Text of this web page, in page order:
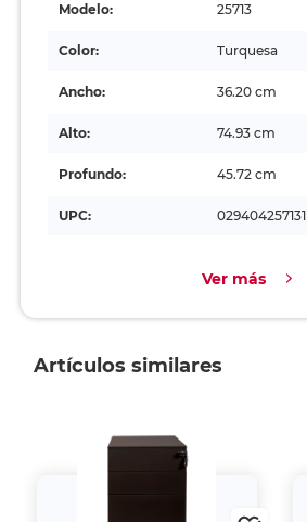
Modelo: 25713
Color: Turquesa
Ancho: 36.20 cm
Alto: 74.93 cm
Profundo: 45.72 cm
UPC: 029404257131
Ver más
Artículos similares